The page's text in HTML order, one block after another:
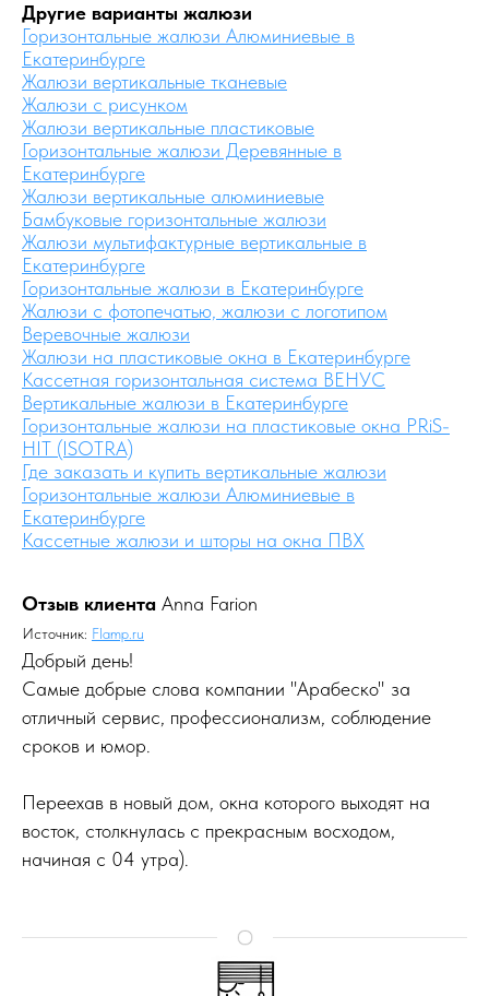
Другие варианты жалюзи
Горизонтальные жалюзи Алюминиевые в
Екатеринбурге
Жалюзи вертикальные тканевые
Жалюзи с рисунком
Жалюзи вертикальные пластиковые
Горизонтальные жалюзи Деревянные в
Екатеринбурге
Жалюзи вертикальные алюминиевые
Бамбуковые горизонтальные жалюзи
Жалюзи мультифактурные вертикальные в
Екатеринбурге
Горизонтальные жалюзи в Екатеринбурге
Жалюзи с фотопечатью, жалюзи с логотипом
Веревочные жалюзи
Жалюзи на пластиковые окна в Екатеринбурге
Кассетная горизонтальная система ВЕНУС
Вертикальные жалюзи в Екатеринбурге
Горизонтальные жалюзи на пластиковые окна PRiS-
HIT (ISOTRA)
Где заказать и купить вертикальные жалюзи
Горизонтальные жалюзи Алюминиевые в
Екатеринбурге
Кассетные жалюзи и шторы на окна ПВХ
Отзыв клиента Anna Farion
Источник: Flamp.ru
Добрый день!
Самые добрые слова компании "Арабеско" за
отличный сервис, профессионализм, соблюдение
сроков и юмор.
Переехав в новый дом, окна которого выходят на
восток, столкнулась с прекрасным восходом,
начиная с 04 утра).